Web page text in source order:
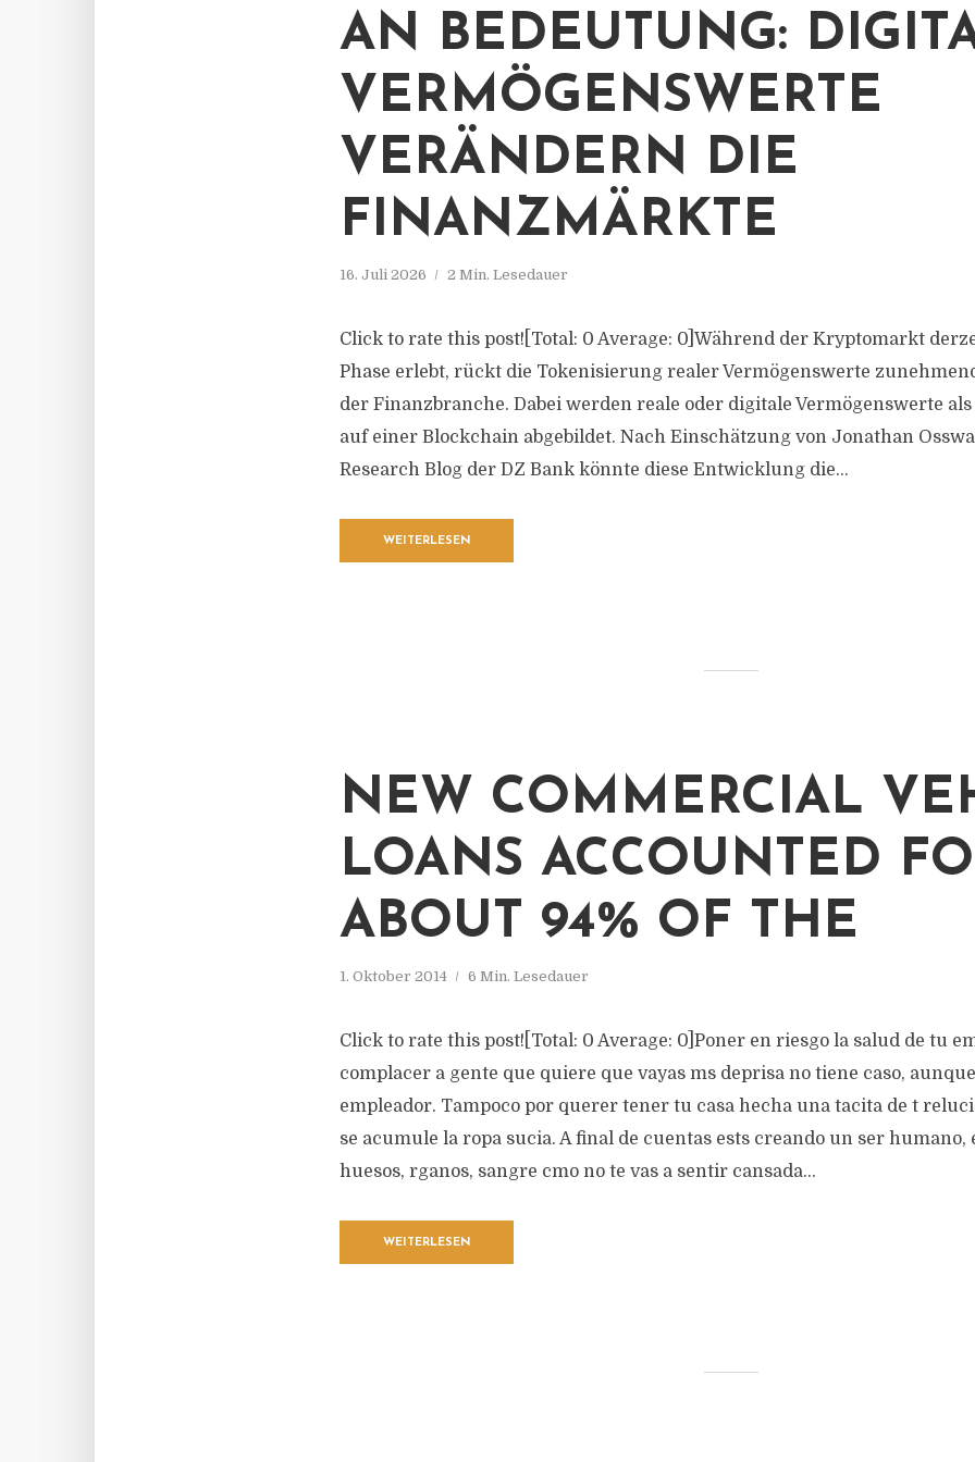
AN BEDEUTUNG:
VERMÖGENSWERTE
VERÄNDERN DIE
FINANZMÄRKTE
16. Juli 2026 2 Min. Lesedauer
Click to rate this post![Total: 0 Average: 0]Während der Kryptomarkt
Phase erlebt, rückt die Tokenisierung realer Vermögenswerte
der Finanzbranche. Dabei werden reale oder digitale Vermögenswerte
auf einer Blockchain abgebildet. Nach Einschätzung von Jonathan
Research Blog der DZ Bank könnte diese Entwicklung die...
WEITERLESEN
NEW COMMERCIAL
LOANS ACCOUNTED
ABOUT 94% OF THE
1. Oktober 2014 6 Min. Lesedauer
Click to rate this post![Total: 0 Average: 0]Poner en riesgo la salud de tu
complacer a gente que quiere que vayas ms deprisa no tiene caso,
empleador. Tampoco por querer tener tu casa hecha una tacita de t
se acumule la ropa sucia. A final de cuentas ests creando un ser humano,
huesos, rganos, sangre cmo no te vas a sentir cansada...
WEITERLESEN